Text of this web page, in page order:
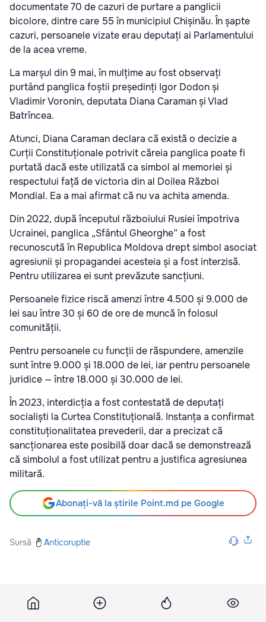
documentate 70 de cazuri de purtare a panglicii
bicolore, dintre care 55 în municipiul Chișinău. În șapte
cazuri, persoanele vizate erau deputați ai Parlamentului
de la acea vreme.
La marșul din 9 mai, în mulțime au fost observați
purtând panglica foștii președinți Igor Dodon și
Vladimir Voronin, deputata Diana Caraman și Vlad
Batrîncea.
Atunci, Diana Caraman declara că există o decizie a
Curții Constituționale potrivit căreia panglica poate fi
purtată dacă este utilizată ca simbol al memoriei și
respectului față de victoria din al Doilea Război
Mondial. Ea a mai afirmat că nu va achita amenda.
Din 2022, după începutul războiului Rusiei împotriva
Ucrainei, panglica „Sfântul Gheorghe” a fost
recunoscută în Republica Moldova drept simbol asociat
agresiunii și propagandei acesteia și a fost interzisă.
Pentru utilizarea ei sunt prevăzute sancțiuni.
Persoanele fizice riscă amenzi între 4.500 și 9.000 de
lei sau între 30 și 60 de ore de muncă în folosul
comunității.
Pentru persoanele cu funcții de răspundere, amenzile
sunt între 9.000 și 18.000 de lei, iar pentru persoanele
juridice — între 18.000 și 30.000 de lei.
În 2023, interdicția a fost contestată de deputați
socialiști la Curtea Constituțională. Instanța a confirmat
constituționalitatea prevederii, dar a precizat că
sancționarea este posibilă doar dacă se demonstrează
că simbolul a fost utilizat pentru a justifica agresiunea
militară.
Abonați-vă la știrile Point.md pe Google
Sursă Anticoruptie